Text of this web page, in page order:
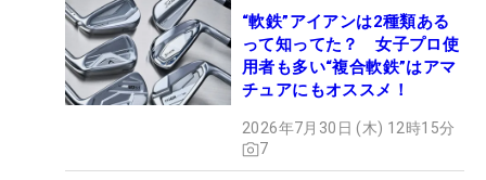
“軟鉄”アイアンは2種類ある
って知ってた？ 女子プロ使
用者も多い“複合軟鉄”はアマ
チュアにもオススメ！
2026年7月30日 (木) 12時15分
7